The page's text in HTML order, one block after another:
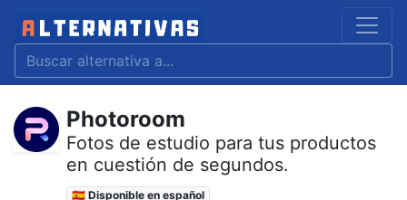
Photoroom
Fotos de estudio para tus productos
en cuestión de segundos.
🇪🇸 Disponible en español